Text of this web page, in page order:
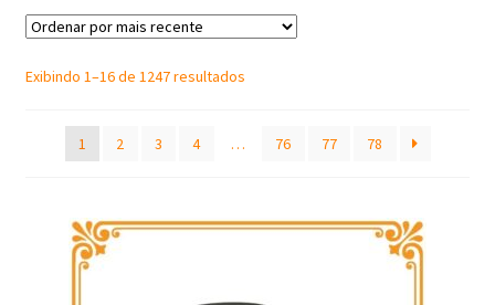
Exibindo 1–16 de 1247 resultadosSorted
1
2 3 4 … 76 77 78